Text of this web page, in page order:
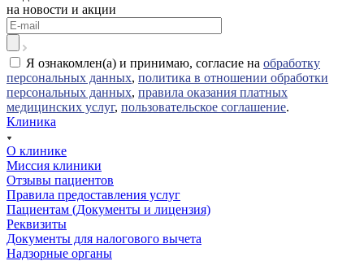
на новости и акции
Я ознакомлен(а) и принимаю, согласие на обработку
персональных данных, политика в отношении обработки
персональных данных, правила оказания платных
медицинских услуг, пользовательское соглашение.
Клиника
О клинике
Миссия клиники
Отзывы пациентов
Правила предоставления услуг
Пациентам (Документы и лицензия)
Реквизиты
Документы для налогового вычета
Надзорные органы